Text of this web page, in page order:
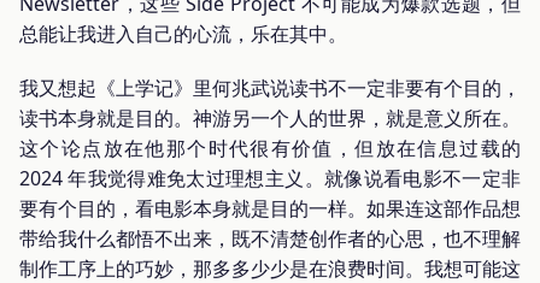
总能让我进入自己的心流，乐在其中。
我又想起《上学记》里何兆武说读书不一定非要有个目的，
读书本身就是目的。神游另一个人的世界，就是意义所在。
这个论点放在他那个时代很有价值，但放在信息过载的
2024 年我觉得难免太过理想主义。就像说看电影不一定非
要有个目的，看电影本身就是目的一样。如果连这部作品想
带给我什么都悟不出来，既不清楚创作者的心思，也不理解
制作工序上的巧妙，那多多少少是在浪费时间。我想可能这